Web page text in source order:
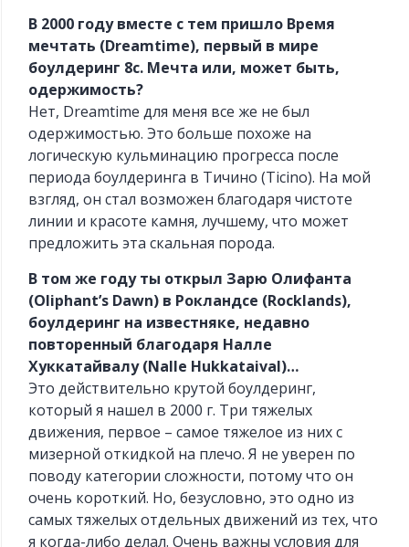
В 2000 году вместе с тем пришло Время
мечтать (Dreamtime), первый в мире
боулдеринг 8с. Мечта или, может быть,
одержимость?
Нет, Dreamtime для меня все же не был
одержимостью. Это больше похоже на
логическую кульминацию прогресса после
периода боулдеринга в Тичино (Ticino). На мой
взгляд, он стал возможен благодаря чистоте
линии и красоте камня, лучшему, что может
предложить эта скальная порода.
В том же году ты открыл Зарю Олифанта
(Oliphant’s Dawn) в Рокландсе (Rocklands),
боулдеринг на известняке, недавно
повторенный благодаря Налле
Хуккатайвалу (Nalle Hukkataival)…
Это действительно крутой боулдеринг,
который я нашел в 2000 г. Три тяжелых
движения, первое – самое тяжелое из них с
мизерной откидкой на плечо. Я не уверен по
поводу категории сложности, потому что он
очень короткий. Но, безусловно, это одно из
самых тяжелых отдельных движений из тех, что
я когда-либо делал. Очень важны условия для